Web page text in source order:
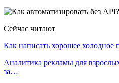
Сейчас читают
Как написать хорошее холодное
Аналитика рекламы для
за…